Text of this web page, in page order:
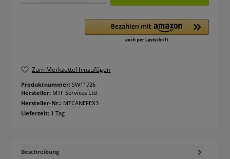
Zum Merkzettel hinzufügen
Produktnummer: SW11726
Hersteller: MTF Services Ltd
Hersteller-Nr.: MTCANEFEX3
Lieferzeit: 1 Tag
Beschreibung